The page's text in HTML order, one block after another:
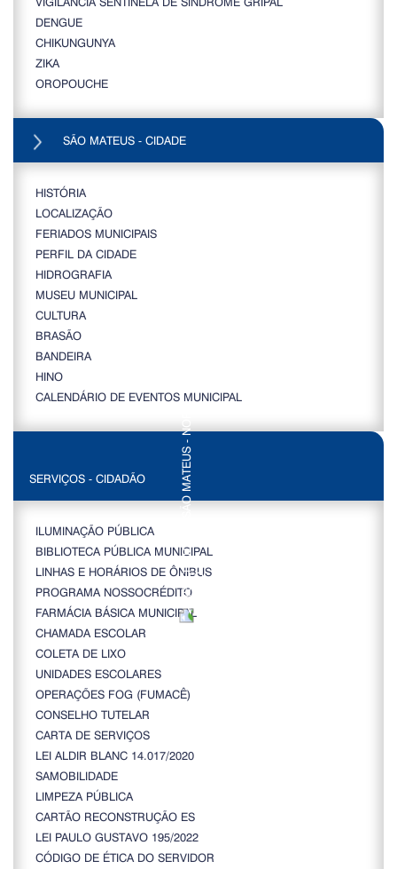
DENGUE
CHIKUNGUNYA
ZIKA
OROPOUCHE
SÃO MATEUS - CIDADE
HISTÓRIA
LOCALIZAÇÃO
FERIADOS MUNICIPAIS
PERFIL DA CIDADE
HIDROGRAFIA
MUSEU MUNICIPAL
CULTURA
BRASÃO
BANDEIRA
HINO
CALENDÁRIO DE EVENTOS MUNICIPAL
SERVIÇOS - CIDADÃO
ILUMINAÇÃO PÚBLICA
BIBLIOTECA PÚBLICA MUNICIPAL
LINHAS E HORÁRIOS DE ÔNIBUS
PROGRAMA NOSSOCRÉDITO
FARMÁCIA BÁSICA MUNICIPAL
CHAMADA ESCOLAR
COLETA DE LIXO
UNIDADES ESCOLARES
OPERAÇÕES FOG (FUMACÊ)
CONSELHO TUTELAR
CARTA DE SERVIÇOS
LEI ALDIR BLANC 14.017/2020
SAMOBILIDADE
LIMPEZA PÚBLICA
CARTÃO RECONSTRUÇÃO ES
LEI PAULO GUSTAVO 195/2022
CÓDIGO DE ÉTICA DO SERVIDOR